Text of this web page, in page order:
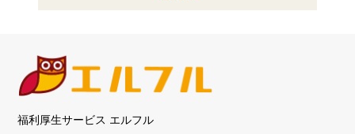
福利厚生サービス エルフル